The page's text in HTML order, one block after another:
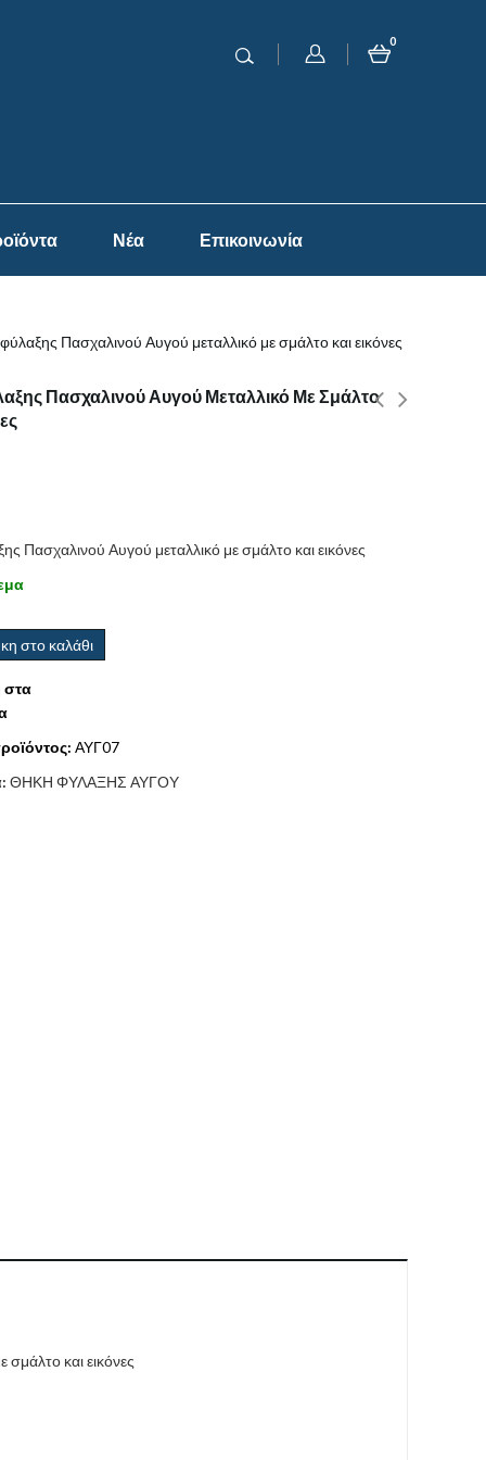
0
Νέα Επικοινωνία
Πασχαλινού Αυγού μεταλλικό με σμάλτο και εικόνες
Πασχαλινού Αυγού Μεταλλικό Με Σμάλτο
Πασχαλινού Αυγού μεταλλικό με σμάλτο και εικόνες
στο καλάθι
στα
ΑΥΓ07
ΘΗΚΗ ΦΥΛΑΞΗΣ ΑΥΓΟΥ
και εικόνες